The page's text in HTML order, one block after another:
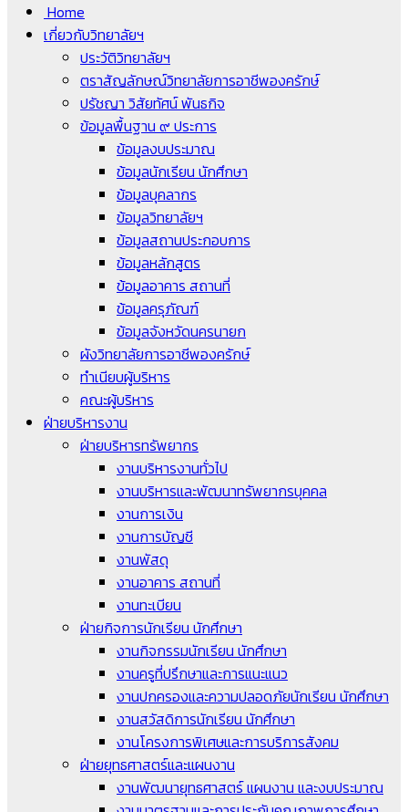
Home
เกี่ยวกับวิทยาลัยฯ
ประวัติวิทยาลัยฯ
ตราสัญลักษณ์วิทยาลัยการอาชีพองครักษ์
ปรัชญา วิสัยทัศน์ พันธกิจ
ข้อมูลพื้นฐาน ๙ ประการ
ข้อมูลงบประมาณ
ข้อมูลนักเรียน นักศึกษา
ข้อมูลบุคลากร
ข้อมูลวิทยาลัยฯ
ข้อมูลสถานประกอบการ
ข้อมูลหลักสูตร
ข้อมูลอาคาร สถานที่
ข้อมูลครุภัณฑ์
ข้อมูลจังหวัดนครนายก
ผังวิทยาลัยการอาชีพองครักษ์
ทำเนียบผู้บริหาร
คณะผู้บริหาร
ฝ่ายบริหารงาน
ฝ่ายบริหารทรัพยากร
งานบริหารงานทั่วไป
งานบริหารและพัฒนาทรัพยากรบุคคล
งานการเงิน
งานการบัญชี
งานพัสดุ
งานอาคาร สถานที่
งานทะเบียน
ฝ่ายกิจการนักเรียน นักศึกษา
งานกิจกรรมนักเรียน นักศึกษา
งานครูที่ปรึกษาและการแนะแนว
งานปกครองและความปลอดภัยนักเรียน นักศึกษา
งานสวัสดิการนักเรียน นักศึกษา
งานโครงการพิเศษและการบริการสังคม
ฝ่ายยุทธศาสตร์และแผนงาน
งานพัฒนายุทธศาสตร์ แผนงาน และงบประมาณ